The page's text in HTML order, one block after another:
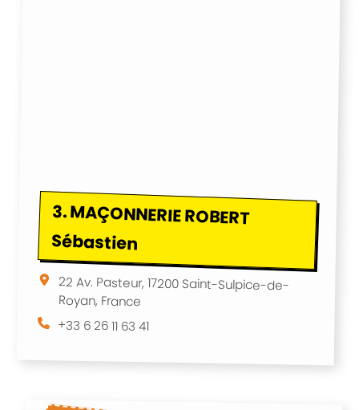
3.MAÇONNERIE ROBERT
Sébastien
22 Av. Pasteur, 17200 Saint-Sulpice-de-
Royan, France
+33 6 26 11 63 41